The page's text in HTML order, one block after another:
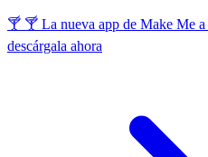
🍸 🍸 La nueva app de Make Me
descárgala ahora